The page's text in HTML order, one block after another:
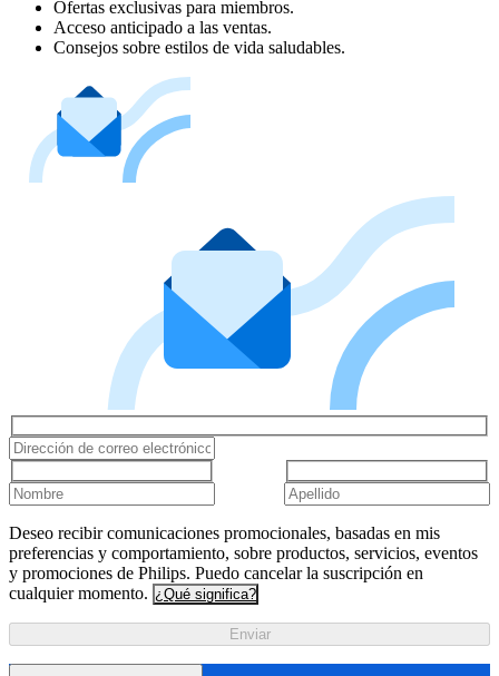
Ofertas exclusivas para miembros.
Acceso anticipado a las ventas.
Consejos sobre estilos de vida saludables.
Deseo recibir comunicaciones promocionales, basadas en mis
preferencias y comportamiento, sobre productos, servicios, eventos
y promociones de Philips. Puedo cancelar la suscripción en
cualquier momento. ¿Qué significa?
Enviar